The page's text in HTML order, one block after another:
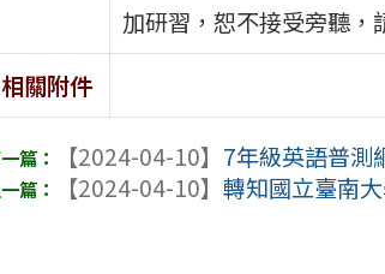
加研習，恕不接受旁聽，
相關附件
【2024-04-10】 7年級英語普測
【2024-04-10】轉知國立臺南